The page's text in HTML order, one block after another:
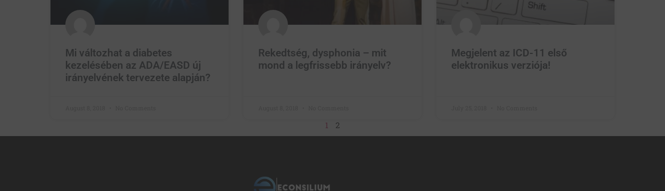
Mi változhat a diabetes
kezelésében az ADA/EASD új
irányelvének tervezete alapján?
Rekedtség, dysphonia – mit
mond a legfrissebb irányelv?
Megjelent az ICD-11 első
elektronikus verziója!
1 2